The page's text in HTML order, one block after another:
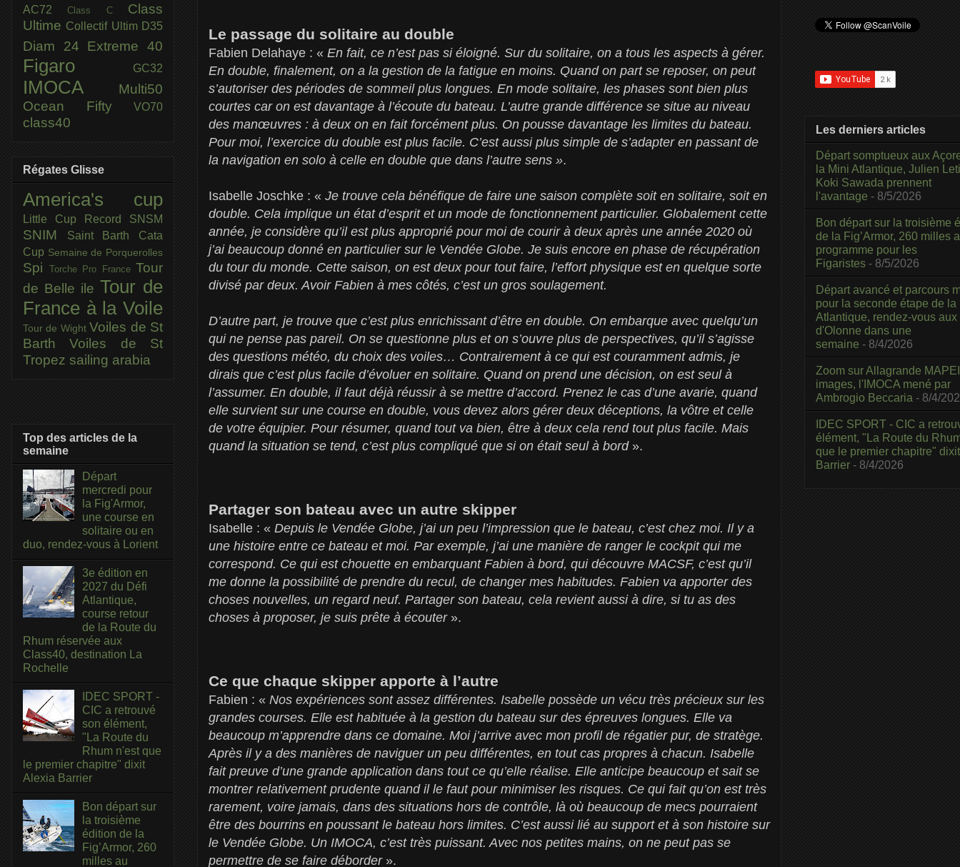
Le passage du solitaire au double
Fabien Delahaye : « En fait, ce n’est pas si éloigné. Sur du solitaire, on a tous les aspects à gérer.
En double, finalement, on a la gestion de la fatigue en moins. Quand on part se reposer, on peut
s’autoriser des périodes de sommeil plus longues. En mode solitaire, les phases sont bien plus
courtes car on est davantage à l’écoute du bateau. L’autre grande différence se situe au niveau
des manœuvres : à deux on en fait forcément plus. On pousse davantage les limites du bateau.
Pour moi, l’exercice du double est plus facile. C’est aussi plus simple de s’adapter en passant de
la navigation en solo à celle en double que dans l’autre sens ».
Isabelle Joschke : « Je trouve cela bénéfique de faire une saison complète soit en solitaire, soit en
double. Cela implique un état d’esprit et un mode de fonctionnement particulier. Globalement cette
année, je considère qu’il est plus approprié pour moi de courir à deux après une année 2020 où
j’ai beaucoup donné en particulier sur le Vendée Globe. Je suis encore en phase de récupération
du tour du monde. Cette saison, on est deux pour tout faire, l’effort physique est en quelque sorte
divisé par deux. Avoir Fabien à mes côtés, c’est un gros soulagement.
D’autre part, je trouve que c’est plus enrichissant d’être en double. On embarque avec quelqu’un
qui ne pense pas pareil. On se questionne plus et on s’ouvre plus de perspectives, qu’il s’agisse
des questions météo, du choix des voiles… Contrairement à ce qui est couramment admis, je
dirais que c’est plus facile d’évoluer en solitaire. Quand on prend une décision, on est seul à
l’assumer. En double, il faut déjà réussir à se mettre d’accord. Prenez le cas d’une avarie, quand
elle survient sur une course en double, vous devez alors gérer deux déceptions, la vôtre et celle
de votre équipier. Pour résumer, quand tout va bien, être à deux cela rend tout plus facile. Mais
quand la situation se tend, c’est plus compliqué que si on était seul à bord ».
Partager son bateau avec un autre skipper
Isabelle : « Depuis le Vendée Globe, j’ai un peu l’impression que le bateau, c’est chez moi. Il y a
une histoire entre ce bateau et moi. Par exemple, j’ai une manière de ranger le cockpit qui me
correspond. Ce qui est chouette en embarquant Fabien à bord, qui découvre MACSF, c’est qu’il
me donne la possibilité de prendre du recul, de changer mes habitudes. Fabien va apporter des
choses nouvelles, un regard neuf. Partager son bateau, cela revient aussi à dire, si tu as des
choses à proposer, je suis prête à écouter ».
Ce que chaque skipper apporte à l’autre
Fabien : « Nos expériences sont assez différentes. Isabelle possède un vécu très précieux sur les
grandes courses. Elle est habituée à la gestion du bateau sur des épreuves longues. Elle va
beaucoup m’apprendre dans ce domaine. Moi j’arrive avec mon profil de régatier pur, de stratège.
Après il y a des manières de naviguer un peu différentes, en tout cas propres à chacun. Isabelle
fait preuve d’une grande application dans tout ce qu’elle réalise. Elle anticipe beaucoup et sait se
montrer relativement prudente quand il le faut pour minimiser les risques. Ce qui fait qu’on est très
rarement, voire jamais, dans des situations hors de contrôle, là où beaucoup de mecs pourraient
être des bourrins en poussant le bateau hors limites. C’est aussi lié au support et à son histoire sur
le Vendée Globe. Un IMOCA, c’est très puissant. Avec nos petites mains, on ne peut pas se
permettre de se faire déborder».
AC72Class C Class
Ultime Collectif Ultim D35
Diam 24 Extreme 40
Figaro GC32
IMOCA
Multi50
Ocean Fifty
VO70
class40
Régates Glisse
America's cup
Little Cup Record SNSM
SNIM
Saint Barth Cata
Cup Semaine de Porquerolles
Spi Torche Pro France Tour
de Belle ile Tour de
France à la Voile
Tour de Wight Voiles de St
BarthVoiles de St
Tropez sailing arabia
Top des articles de la
semaine
Départ
mercredi pour
la Fig'Armor,
une course en
solitaire ou en
duo, rendez-vous à Lorient
3e édition en
2027 du Défi
Atlantique,
course retour
de la Route du
Rhum réservée aux
Class40, destination La
Rochelle
IDEC SPORT -
CIC a retrouvé
son élément,
"La Route du
Rhum n'est que
le premier chapitre" dixit
Alexia Barrier
Bon départ sur
la troisième
édition de la
Fig’Armor, 260
milles au
Les derniers articles
Départ somptueux aux
la Mini Atlantique, Julien
Koki Sawada prennent
l'avantage - 8/5/2026
Bon départ sur la troisième
de la Fig’Armor, 260 milles
programme pour les
Figaristes - 8/5/2026
Départ avancé et parcours
pour la seconde étape de la
Atlantique, rendez-vous
d'Olonne dans une
semaine - 8/4/2026
Zoom sur Allagrande
images, l'IMOCA mené par
Ambrogio Beccaria - 8/4/
IDEC SPORT - CIC a
élément, "La Route du
que le premier chapitre"
Barrier - 8/4/2026